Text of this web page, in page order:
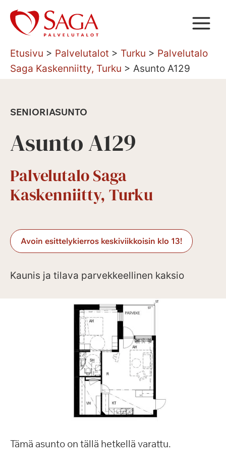
Siirry
sisältöön
Etusivu > Palvelutalot > Turku > Palvelutalo
Saga Kaskenniitty, Turku > Asunto A129
SENIORIASUNTO
Asunto A129
Palvelutalo Saga
Kaskenniitty, Turku
Avoin esittelykierros keskiviikkoisin klo 13!
Kaunis ja tilava parvekkeellinen kaksio
Tämä asunto on tällä hetkellä varattu.